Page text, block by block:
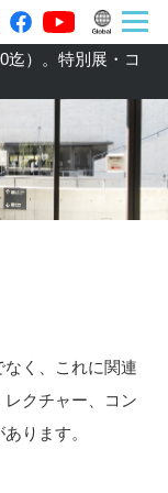
迄）。特別展・コ
く、これに関連
クチャー、コン
ります。